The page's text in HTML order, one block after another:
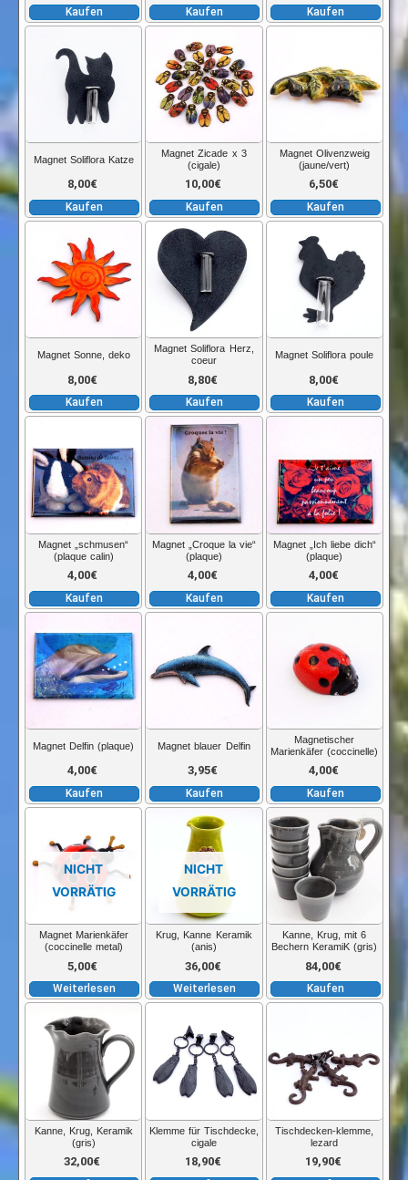
Kaufen Kaufen Kaufen
Magnet Soliflora Katze
8,00€
Kaufen
Magnet Zicade x 3
(cigale)
10,00€
Kaufen
Magnet Olivenzweig
(jaune/vert)
6,50€
Kaufen
Magnet Sonne, deko
8,00€
Kaufen
Magnet Soliflora Herz,
coeur
8,80€
Kaufen
Magnet Soliflora poule
8,00€
Kaufen
Magnet „schmusen“
(plaque calin)
4,00€
Kaufen
Magnet „Croque la vie“
(plaque)
4,00€
Kaufen
Magnet „Ich liebe dich“
(plaque)
4,00€
Kaufen
Magnet Delfin (plaque)
4,00€
Kaufen
Magnet blauer Delfin
3,95€
Kaufen
Magnetischer
Marienkäfer (coccinelle)
4,00€
Kaufen
NICHT
VORRÄTIG
Magnet Marienkäfer
(coccinelle metal)
5,00€
Weiterlesen
NICHT
VORRÄTIG
Krug, Kanne Keramik
(anis)
36,00€
Weiterlesen
Kanne, Krug, mit 6
Bechern KeramiK (gris)
84,00€
Kaufen
Kanne, Krug, Keramik
(gris)
32,00€
Klemme für Tischdecke,
cigale
18,90€
Tischdecken-klemme,
lezard
19,90€